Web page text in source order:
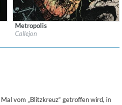
Label:WM Germany
Genre:
Metropolis
Callejon
vom „Blitzkreuz“ getroffen wird, in